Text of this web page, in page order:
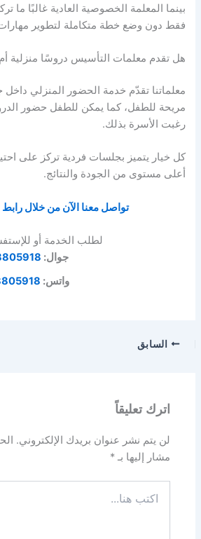
بينما المعلمة الخصوصية العادية غالبًا ما
فقط دون وضع خطة متكاملة لتطوير
هل تقدم معلمات التأسيس دروسًا منزلية
معلماتنا تقدّم خدمة الحضور المنزلي داخل
مريحة للطفل، كما يمكن للطفل حضور
رغبت الأسرة بذلك.
كل خيار يتميز بجلسات فردية تركز على
أعلى مستوى من الجودة والنتائج.
تواصل معنا الآن من خلال
لطلب الخدمة أو
جوال:
واتس:
السابق
اترك تعليقاً
لن يتم نشر عنوان بريدك الإلكتروني.
مشار إليها بـ*
هنا...